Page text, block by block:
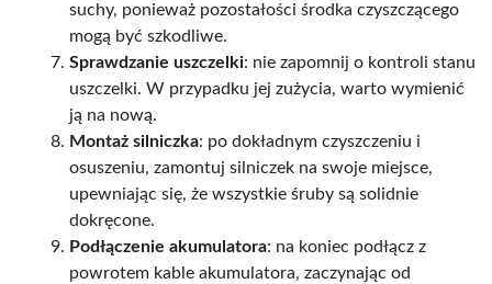
suchy, ponieważ pozostałości środka czyszczącego
mogą być szkodliwe.
Sprawdzanie uszczelki: nie zapomnij o kontroli stanu
uszczelki. W przypadku jej zużycia, warto wymienić
ją na nową.
Montaż silniczka: po dokładnym czyszczeniu i
osuszeniu, zamontuj silniczek na swoje miejsce,
upewniając się, że wszystkie śruby są solidnie
dokręcone.
Podłączenie akumulatora: na koniec podłącz z
powrotem kable akumulatora, zaczynając od